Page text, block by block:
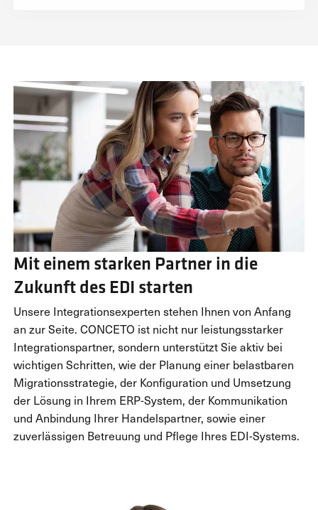
Mit einem starken Partner in die
Zukunft des EDI starten
Unsere Integrationsexperten stehen Ihnen von Anfang
an zur Seite. CONCETO ist nicht nur leistungsstarker
Integrationspartner, sondern unterstützt Sie aktiv bei
wichtigen Schritten, wie der Planung einer belastbaren
Migrationsstrategie, der Konfiguration und Umsetzung
der Lösung in Ihrem ERP-System, der Kommunikation
und Anbindung Ihrer Handelspartner, sowie einer
zuverlässigen Betreuung und Pflege Ihres EDI-Systems.